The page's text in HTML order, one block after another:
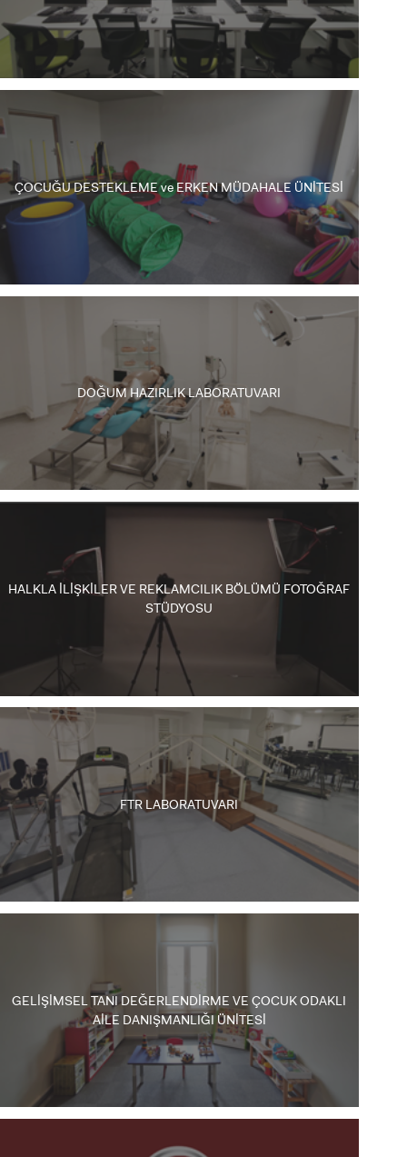
ADAY ÖĞRENCİ
INTERNATIONAL
STUDENT
ÇOCUĞU DESTEKLEME ve ERKEN MÜDAHALE ÜNİTESİ
DOĞUM HAZIRLIK LABORATUVARI
HALKLA İLİŞKİLER VE REKLAMCILIK BÖLÜMÜ FOTOĞRAF
STÜDYOSU
FTR LABORATUVARI
GELİŞİMSEL TANI DEĞERLENDİRME VE ÇOCUK ODAKLI
AİLE DANIŞMANLIĞI ÜNİTESİ